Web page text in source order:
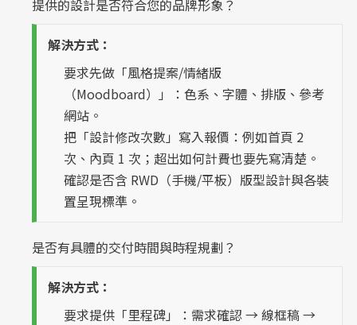
提供的設計是否符合您的品牌形象？
解決方式：
要求先做「風格提案/情緒版
（Moodboard）」：色系、字體、排版、參考
網站。
把「設計修改次數」寫入報價：例如首頁 2
次、內頁 1 次；超出如何計費也要先寫清楚。
確認是否含 RWD（手機/平板）版型設計與各裝
置呈現標準。
是否有具體的交付時間與時程規劃？
解決方式：
要求提供「里程碑」：需求確認 → 線框稿 →